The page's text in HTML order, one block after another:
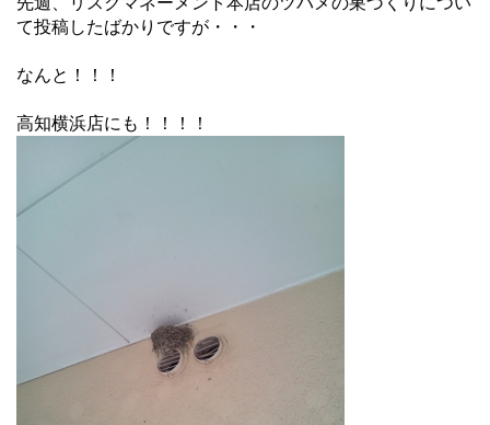
て投稿したばかりですが・・・
なんと！！！
高知横浜店にも！！！！